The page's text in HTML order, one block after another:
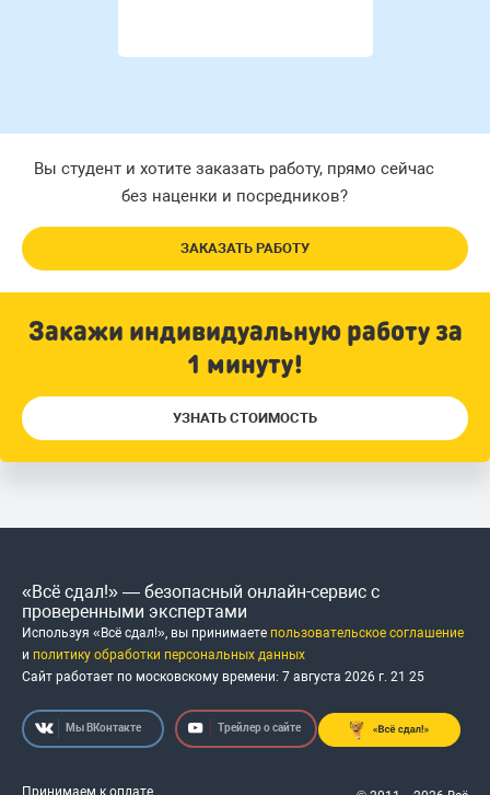
Вы студент и хотите заказать работу, прямо сейчас
без наценки и посредников?
ЗАКАЗАТЬ РАБОТУ
Закажи индивидуальную работу за
1 минуту!
УЗНАТЬ СТОИМОСТЬ
«Всё сдал!» — безопасный онлайн-сервис с
проверенными экспертами
Используя «Всё сдал!», вы принимаете пользовательское соглашение
и политику обработки персональных данных
Сайт работает по московскому времени: 7 августа 2026 г. 21 25
Мы ВКонтакте Трейлер о сайте
Принимаем к оплате